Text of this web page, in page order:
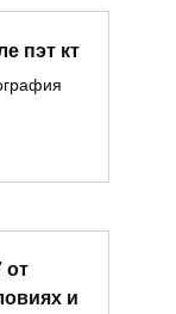
пэт кт
от
и